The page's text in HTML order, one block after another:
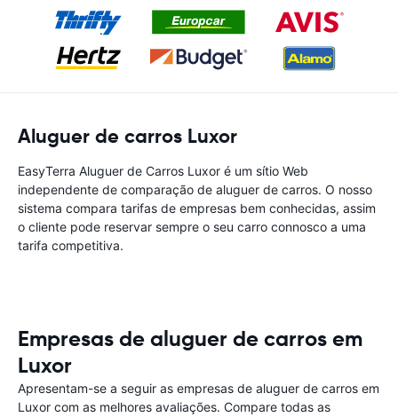
Aluguer de carros Luxor
EasyTerra Aluguer de Carros Luxor é um sítio Web
independente de comparação de aluguer de carros. O nosso
sistema compara tarifas de empresas bem conhecidas, assim
o cliente pode reservar sempre o seu carro connosco a uma
tarifa competitiva.
Empresas de aluguer de carros em
Luxor
Apresentam-se a seguir as empresas de aluguer de carros em
Luxor com as melhores avaliações. Compare todas as